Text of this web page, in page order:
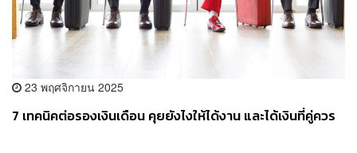
23 พฤศจิกายน 2025
7 เทคนิคต่อรองเงินเดือน คุยยังไงให้ได้งาน และได้เงินที่คู่ควร